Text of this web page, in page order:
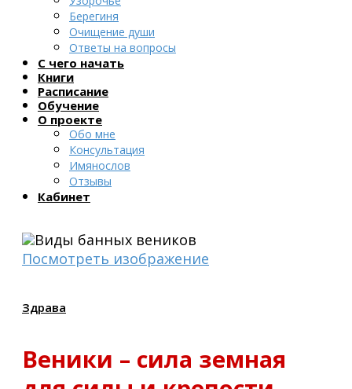
Берегиня
Очищение души
Ответы на вопросы
С чего начать
Книги
Расписание
Обучение
О проекте
Обо мне
Консультация
Имянослов
Отзывы
Кабинет
Посмотреть изображение
Здрава
Веники – сила земная